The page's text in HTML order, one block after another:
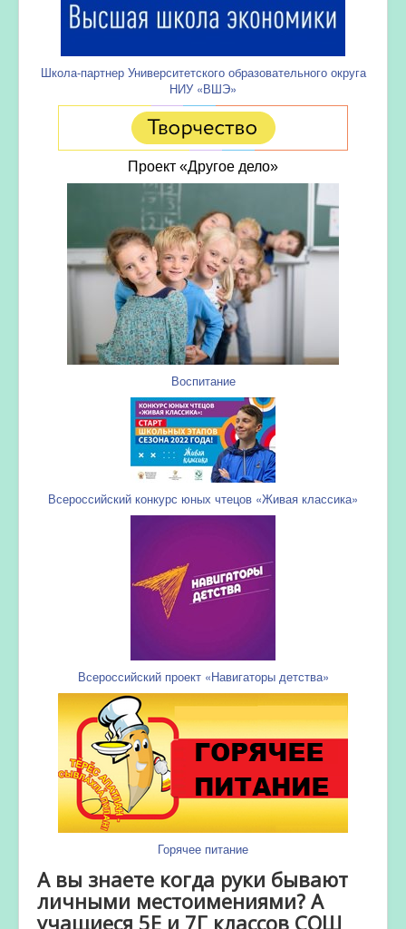
Школа-партнер Университетского образовательного округа
НИУ «ВШЭ»
Проект «Другое дело»
Воспитание
Всероссийский конкурс юных чтецов «Живая классика»
Всероссийский проект «Навигаторы детства»
Горячее питание
А вы знаете когда руки бывают
личными местоимениями? А
учащиеся 5Е и 7Г классов СОШ